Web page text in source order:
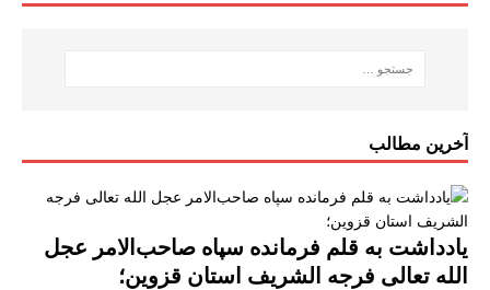
آخرین مطالب
یادداشت به قلم فرمانده سپاه صاحب‌الامر عجل
الله تعالی فرجه الشریف استان قزوین؛